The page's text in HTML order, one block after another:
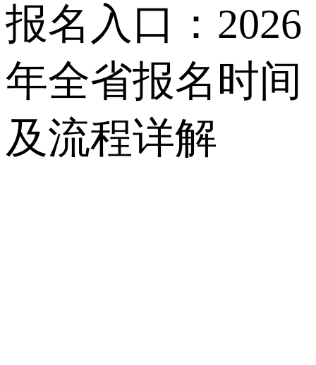
报名入口：2026
年全省报名时间
及流程详解